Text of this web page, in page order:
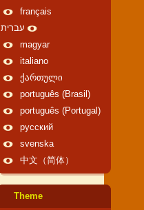
français
עברית
magyar
italiano
ქართული
português (Brasil)
português (Portugal)
русский
svenska
中文（简体）
Theme